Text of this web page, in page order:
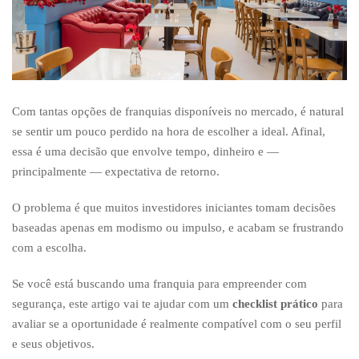
Com tantas opções de franquias disponíveis no mercado, é natural
se sentir um pouco perdido na hora de escolher a ideal. Afinal,
essa é uma decisão que envolve tempo, dinheiro e —
principalmente — expectativa de retorno.
O problema é que muitos investidores iniciantes tomam decisões
baseadas apenas em modismo ou impulso, e acabam se frustrando
com a escolha.
Se você está buscando uma franquia para empreender com
segurança, este artigo vai te ajudar com um checklist prático para
avaliar se a oportunidade é realmente compatível com o seu perfil
e seus objetivos.